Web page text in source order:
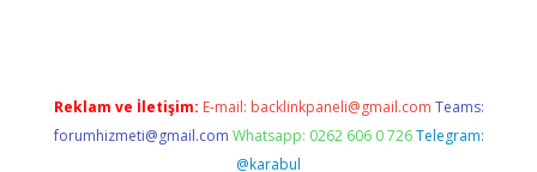
Reklam ve İletişim: E-mail: backlinkpaneli@gmail.com Teams:
forumhizmeti@gmail.com Whatsapp: 0262 606 0 726 Telegram:
@karabul